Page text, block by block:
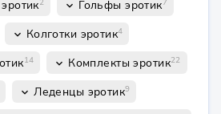
keyboard_arrow_down Гольфы эротик
keyboard_arrow_down Колготки эротик4
14 keyboard_arrow_down Комплекты эротик22
keyboard_arrow_down Леденцы эротик9